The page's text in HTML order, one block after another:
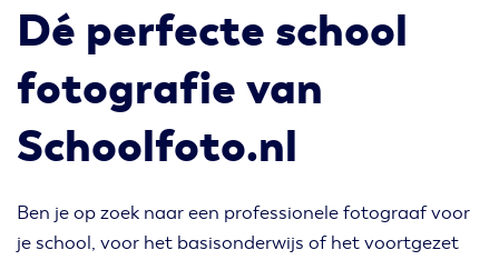
Dé perfecte school
fotografie van
Schoolfoto.nl
Ben je op zoek naar een professionele fotograaf voor
je school, voor het basisonderwijs of het voortgezet